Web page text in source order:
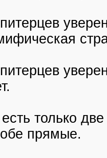
только
прямые.